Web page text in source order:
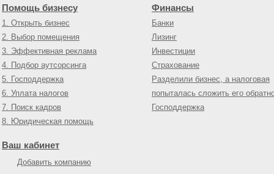
Помощь бизнесу
1. Открыть бизнес
2. Выбор помещения
3. Эффективная реклама
4. Подбор аутсорсинга
5. Господдержка
6. Уплата налогов
7. Поиск кадров
8. Юридическая помощь
Финансы
Банки
Лизинг
Инвестиции
Страхование
Разделили бизнес, а налоговая
попыталась сложить его
Господдержка
Ваш кабинет
Добавить компанию